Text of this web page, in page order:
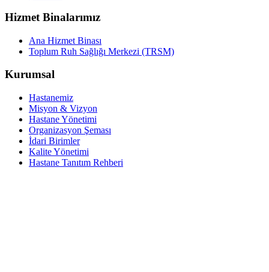
Hizmet Binalarımız
Ana Hizmet Binası
Toplum Ruh Sağlığı Merkezi (TRSM)
Kurumsal
Hastanemiz
Misyon & Vizyon
Hastane Yönetimi
Organizasyon Şeması
İdari Birimler
Kalite Yönetimi
Hastane Tanıtım Rehberi